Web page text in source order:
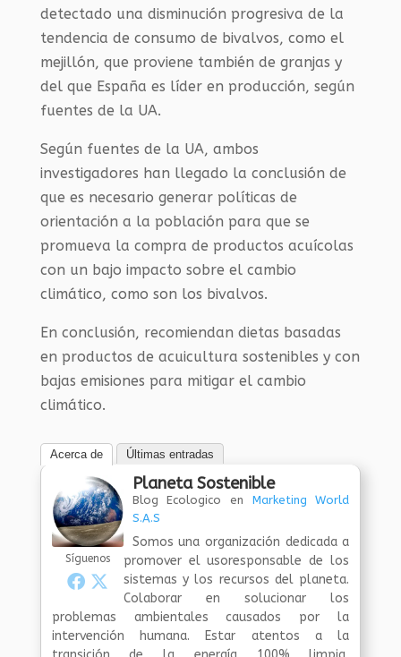
detectado una disminución progresiva de la
tendencia de consumo de bivalvos, como el
mejillón, que proviene también de granjas y
del que España es líder en producción, según
fuentes de la UA.
Según fuentes de la UA, ambos
investigadores han llegado la conclusión de
que es necesario generar políticas de
orientación a la población para que se
promueva la compra de productos acuícolas
con un bajo impacto sobre el cambio
climático, como son los bivalvos.
En conclusión, recomiendan dietas basadas
en productos de acuicultura sostenibles y con
bajas emisiones para mitigar el cambio
climático.
Acerca de Últimas entradas
Síguenos
Planeta Sostenible
Blog Ecologico en Marketing World
S.A.S
Somos una organización dedicada a
promover el usoresponsable de los
sistemas y los recursos del planeta.
Colaborar en solucionar los
problemas ambientales causados por la
intervención humana. Estar atentos a la